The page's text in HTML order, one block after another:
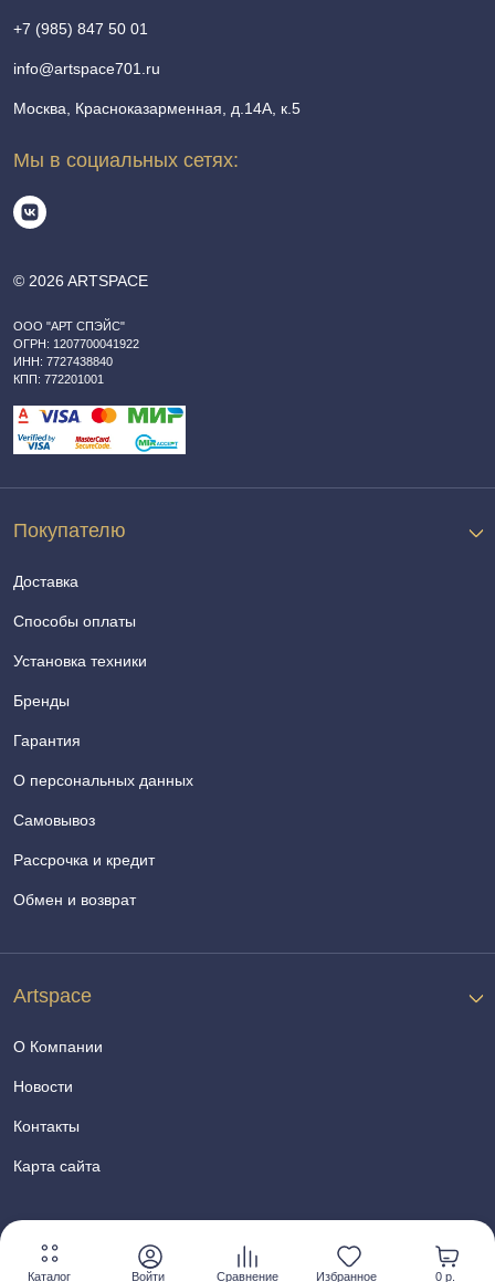
Каталог Войти Сравнение Избранное 0 р.
© 2026 ARTSPACE
ООО "АРТ СПЭЙС"
ОГРН: 1207700041922
ИНН: 7727438840
КПП: 772201001
Покупателю
Доставка
Способы оплаты
Установка техники
Бренды
Гарантия
О персональных данных
Самовывоз
Рассрочка и кредит
Обмен и возврат
Artspace
О Компании
Новости
Контакты
Карта сайта
+7 (985) 847 50 01
info@artspace701.ru
Москва, Красноказарменная, д.14А, к.5
Мы в социальных сетях: